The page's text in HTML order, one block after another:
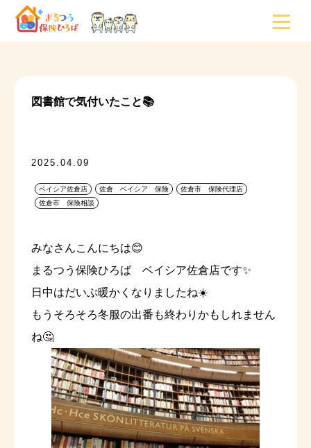
図書館で気付いたこと📚
2025.04.09
ベイシア佐倉店 佐倉 ベイシア 保険
佐倉市 保険代理店
佐倉市 保険相談
みなさんこんにちは😊
まるつう保険ひろば ベイシア佐倉店です✨
日中はだいぶ暖かくなりましたね☀️
もうそろそろ冬服の出番も終わりかもしれません
ね🤔